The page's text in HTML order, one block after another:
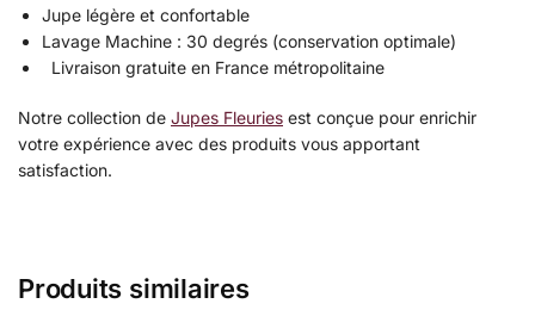
Jupe légère et confortable
Lavage Machine : 30 degrés (conservation optimale)
Livraison gratuite en France métropolitaine
Notre collection de Jupes Fleuries est conçue pour enrichir
votre expérience avec des produits vous apportant
satisfaction.
Produits similaires